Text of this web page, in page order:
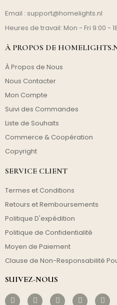
Email : support@homelights.nl
Heures de travail: Mon - Fri 9:00 -
À PROPOS DE
À Propos de Nous
Nous Contacter
Mon Compte
Suivi des Commandes
Liste de Souhaits
Commerce & Coopération
Copyright
SERVICE CLIENT
Termes et Conditions
Retours et Remboursements
Politique D'expédition
Politique de Confidentialité
Moyen de Paiement
Clause de Non-Responsabilité
SUIVEZ-NOUS